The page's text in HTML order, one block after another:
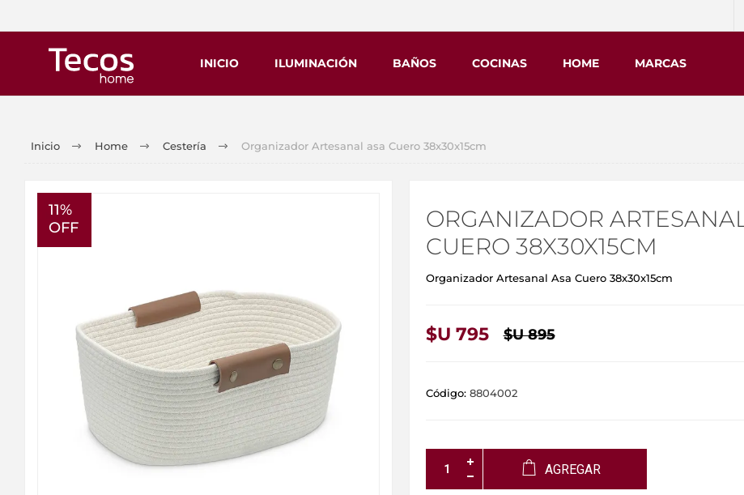
INICIO ILUMINACIÓN BAÑOS COCINAS HOME MARCAS
Inicio Home Cestería Organizador Artesanal asa Cuero 38x30x15cm
11%
OFF
ORGANIZADOR
CUERO 38X30X15CM
Organizador Artesanal Asa Cuero 38x30x15cm
$U 795 $U 895
Código: 8804002
AGREGAR